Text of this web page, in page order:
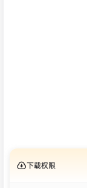
下载权限